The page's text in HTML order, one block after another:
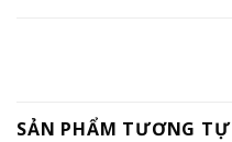
SẢN PHẨM TƯƠNG TỰ